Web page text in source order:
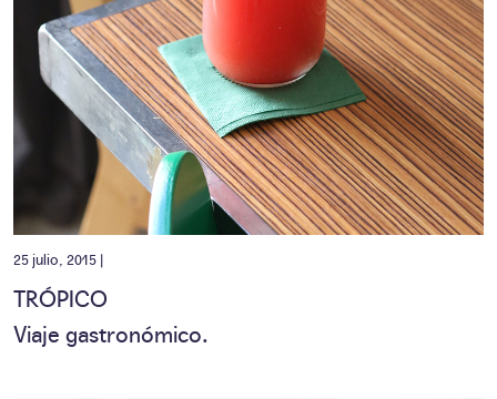
25 julio, 2015 |
TRÓPICO
Viaje gastronómico.